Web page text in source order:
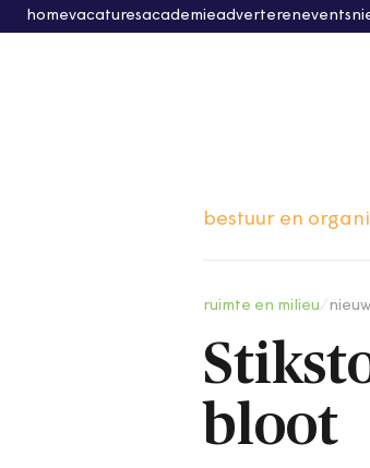
homevacaturesacademieadverterenevents
bestuur en
ruimte en milieu
bloot